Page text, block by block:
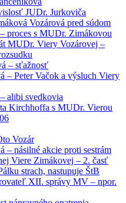
JUDr. Jurkoviča
Vozárová pred súdom
proces s MUDr. Zimákovou
MUDr. Viery Vozárovej –
– sťažnosť
– Peter Vačok a výsluch Viery
alibi svedkovia
Kirchhoffa s MUDr. Vierou
Vozár
– násilné akcie proti sestrám
Viere Zimákovej – 2. časť
strach, nastupuje ŠtB
XII. správy MV – npor.